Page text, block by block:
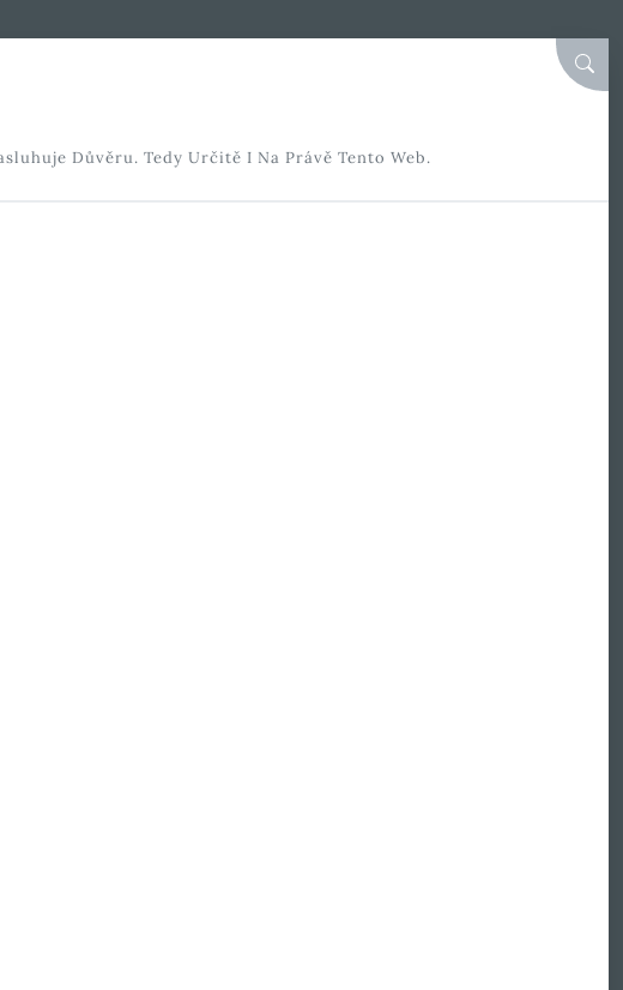
Důvěru. Tedy Určitě I Na Právě Tento Web.